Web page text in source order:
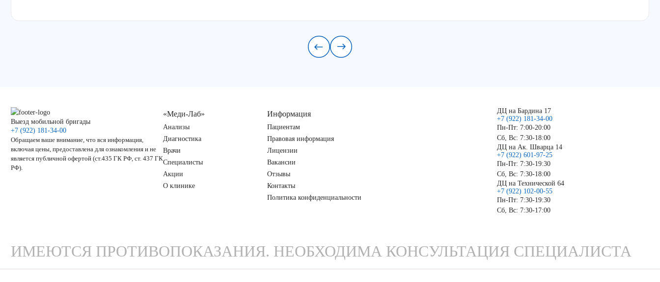
Выезд мобильной бригады
+7 (922) 181-34-00
Обращаем ваше внимание, что вся информация,
включая цены, предоставлена для ознакомления и не
является публичной офертой (ст.435 ГК РФ, ст. 437 ГК
РФ).
«Меди-Лаб»
Анализы
Диагностика
Врачи
Специалисты
Акции
О клинике
Информация
Пациентам
Правовая информация
Лицензии
Вакансии
Отзывы
Контакты
Политика конфиденциальности
ДЦ на Бардина 17
+7 (922) 181-34-00
Пн-Пт: 7:00-20:00
Сб, Вс: 7:30-18:00
ДЦ на Ак. Шварца 14
+7 (922) 601-97-25
Пн-Пт: 7:30-19:30
Сб, Вс: 7:30-18:00
ДЦ на Технической 64
+7 (922) 102-00-55
Пн-Пт: 7:30-19:30
Сб, Вс: 7:30-17:00
ИМЕЮТСЯ ПРОТИВОПОКАЗАНИЯ. НЕОБХОДИМА КОНСУЛЬТАЦИЯ СПЕЦИАЛИСТА